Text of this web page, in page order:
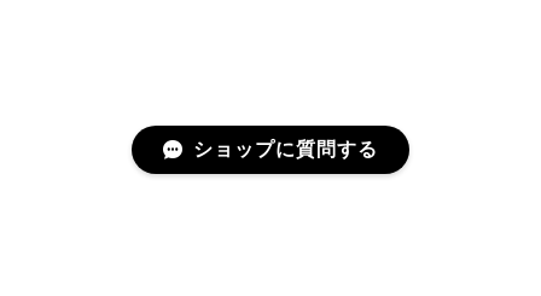
ショップに質問する